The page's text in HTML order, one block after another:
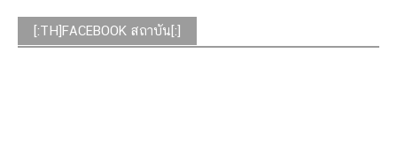
[:TH]FACEBOOK สถาบัน[:]